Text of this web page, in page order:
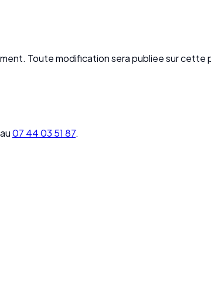
Toute modification sera publiee sur cette
07 44 03 51 87.